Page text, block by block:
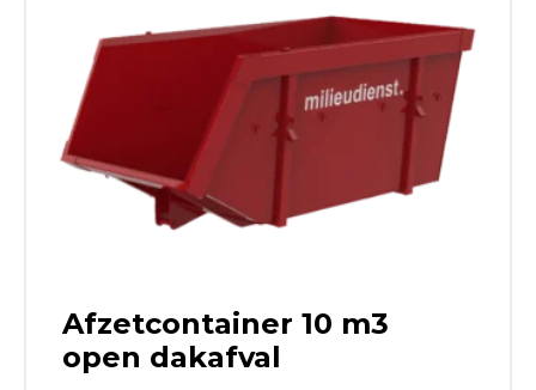
Afzetcontainer 10 m3
open dakafval